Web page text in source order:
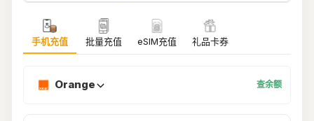
手机充值 批量充值 eSIM充值 礼品卡券
Orange 查余额